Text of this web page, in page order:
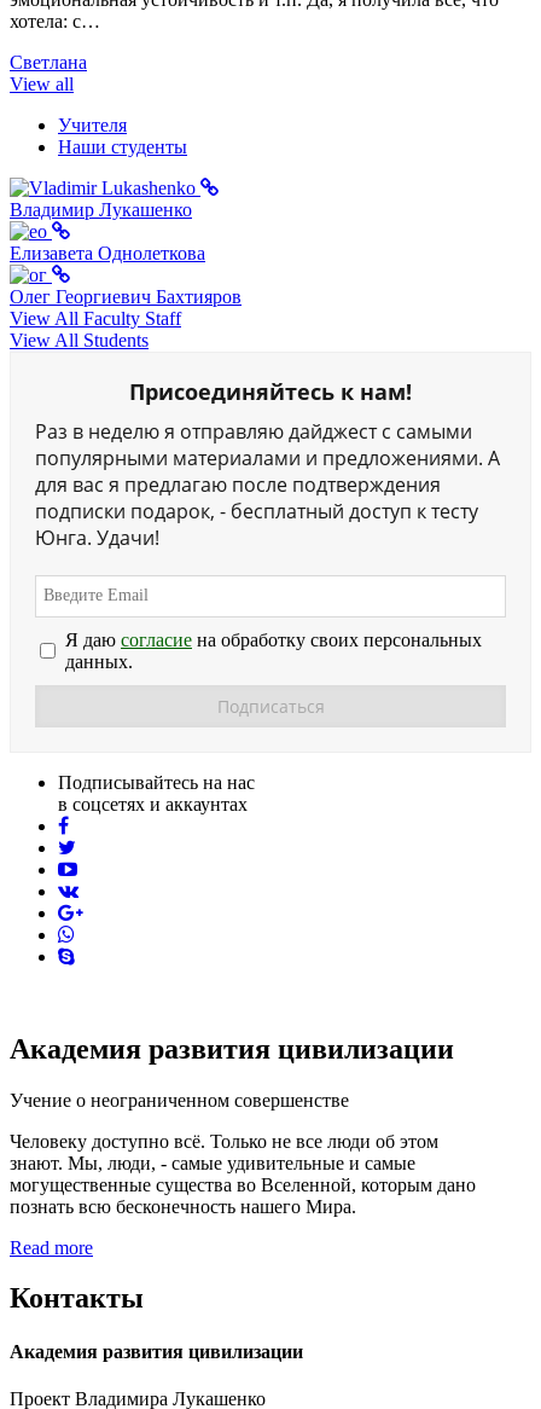
хотела: с…
Светлана
View all
Учителя
Наши студенты
Владимир Лукашенко
Елизавета Однолеткова
Олег Георгиевич Бахтияров
View All Faculty Staff
View All Students
Присоединяйтесь к нам!
Раз в неделю я отправляю дайджест с самыми
популярными материалами и предложениями. А
для вас я предлагаю после подтверждения
подписки подарок, - бесплатный доступ к тесту
Юнга. Удачи!
Я даю согласие на обработку своих персональных
данных.
Подписывайтесь на нас
в соцсетях и аккаунтах
facebook
youtube
vk
skype
Академия развития цивилизации
Учение о неограниченном совершенстве
Человеку доступно всё. Только не все люди об этом
знают. Мы, люди, - самые удивительные и самые
могущественные существа во Вселенной, которым дано
познать всю бесконечность нашего Мира.
Read more
Контакты
Академия развития цивилизации
Проект Владимира Лукашенко